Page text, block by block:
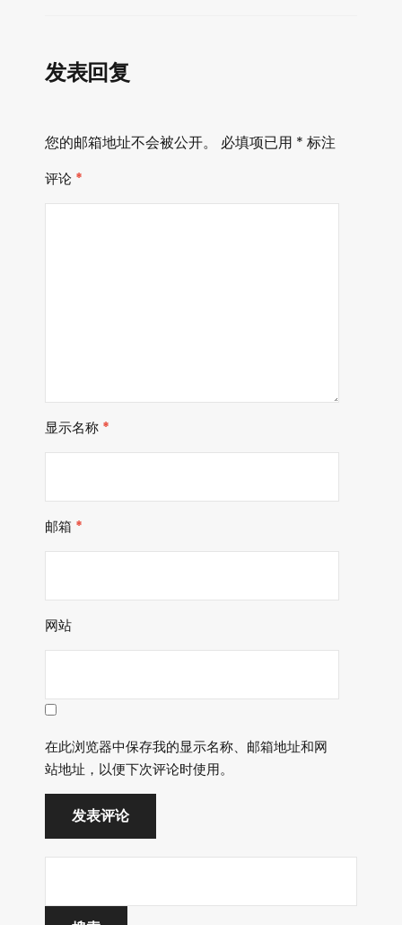
发表回复
您的邮箱地址不会被公开。 必填项已用 * 标注
评论 *
显示名称 *
邮箱 *
网站
在此浏览器中保存我的显示名称、邮箱地址和网
站地址，以便下次评论时使用。